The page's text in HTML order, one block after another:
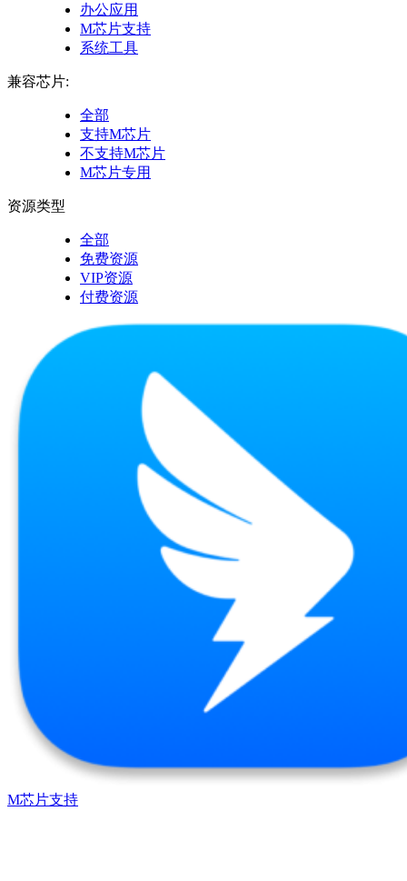
办公应用
M芯片支持
系统工具
兼容芯片:
全部
支持M芯片
不支持M芯片
M芯片专用
资源类型
全部
免费资源
VIP资源
付费资源
M芯片支持